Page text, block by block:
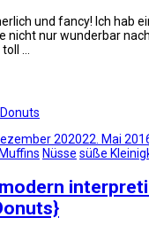
und fancy! Ich hab
nicht nur wunderbar
toll …
202022. Mai
Muffins Nüsse süße